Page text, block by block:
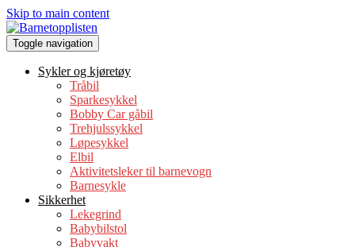
Skip to main content
Toggle navigation
Sykler og kjøretøy
Tråbil
Sparkesykkel
Bobby Car gåbil
Trehjulssykkel
Løpesykkel
Elbil
Aktivitetsleker til barnevogn
Barne­s­yk­le
Sikkerhet
Lekegrind
Babybilstol
Babyvakt